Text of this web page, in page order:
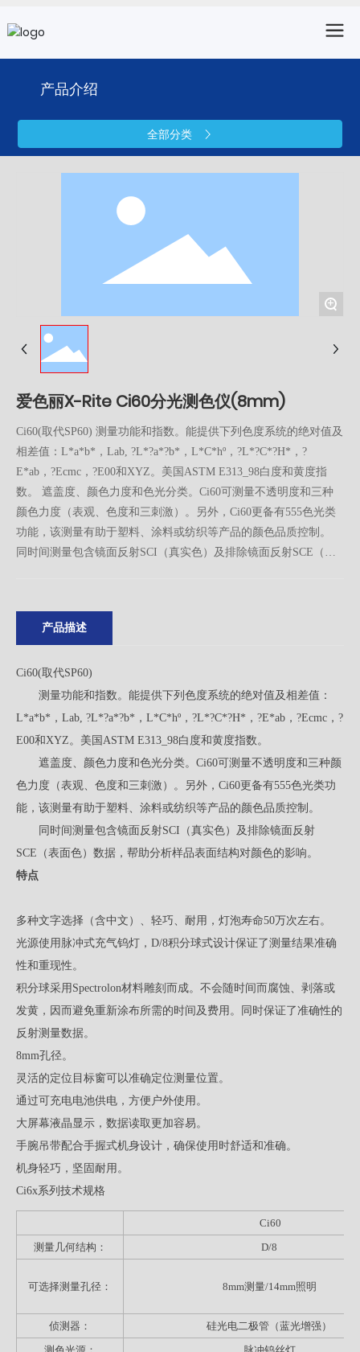
产品介绍
全部分类
+
爱色丽X-Rite Ci60分光测色仪(8mm)
Ci60(取代SP60) 测量功能和指数。能提供下列色度系统的绝对值及
相差值：L*a*b*，Lab, ?L*?a*?b*，L*C*hº，?L*?C*?H*，?
E*ab，?Ecmc，?E00和XYZ。美国ASTM E313_98白度和黄度指
数。 遮盖度、颜色力度和色光分类。Ci60可测量不透明度和三种
颜色力度（表观、色度和三刺激）。另外，Ci60更备有555色光类
功能，该测量有助于塑料、涂料或纺织等产品的颜色品质控制。
同时间测量包含镜面反射SCI（真实色）及排除镜面反射SCE（表
产品描述
Ci60(取代SP60)
测量功能和指数。能提供下列色度系统的绝对值及相差值：
L*a*b*，Lab, ?L*?a*?b*，L*C*hº，?L*?C*?H*，?E*ab，?Ecmc，?
E00和XYZ。美国ASTM E313_98白度和黄度指数。
遮盖度、颜色力度和色光分类。Ci60可测量不透明度和三种颜
色力度（表观、色度和三刺激）。另外，Ci60更备有555色光类功
能，该测量有助于塑料、涂料或纺织等产品的颜色品质控制。
同时间测量包含镜面反射SCI（真实色）及排除镜面反射
SCE（表面色）数据，帮助分析样品表面结构对颜色的影响。
特点
多种文字选择（含中文）、轻巧、耐用，灯泡寿命50万次左右。
光源使用脉冲式充气钨灯，D/8积分球式设计保证了测量结果准确
性和重现性。
积分球采用Spectrolon材料雕刻而成。不会随时间而腐蚀、剥落或
发黄，因而避免重新涂布所需的时间及费用。同时保证了准确性的
反射测量数据。
8mm孔径。
灵活的定位目标窗可以准确定位测量位置。
通过可充电电池供电，方便户外使用。
大屏幕液晶显示，数据读取更加容易。
手腕吊带配合手握式机身设计，确保使用时舒适和准确。
机身轻巧，坚固耐用。
Ci6x系列技术规格
Ci60
测量几何结构：
D/8
可选择测量孔径： 8mm测量/14mm照明
侦测器：
硅光电二极管（蓝光增强）